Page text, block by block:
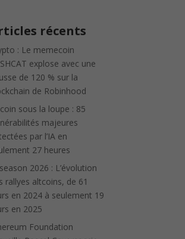
récents
: Le memecoin
explose avec une
de 120 % sur la
de Robinhood
sous la loupe : 85
majeures
par l’IA en
27 heures
2026 : L’évolution
rallyes altcoins, de 61
en 2024 à seulement 19
en 2025
Foundation